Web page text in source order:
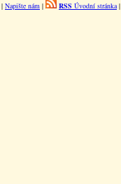
| Napište nám | RSS Úvodní stránka|